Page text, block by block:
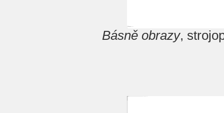
Básně obrazy,